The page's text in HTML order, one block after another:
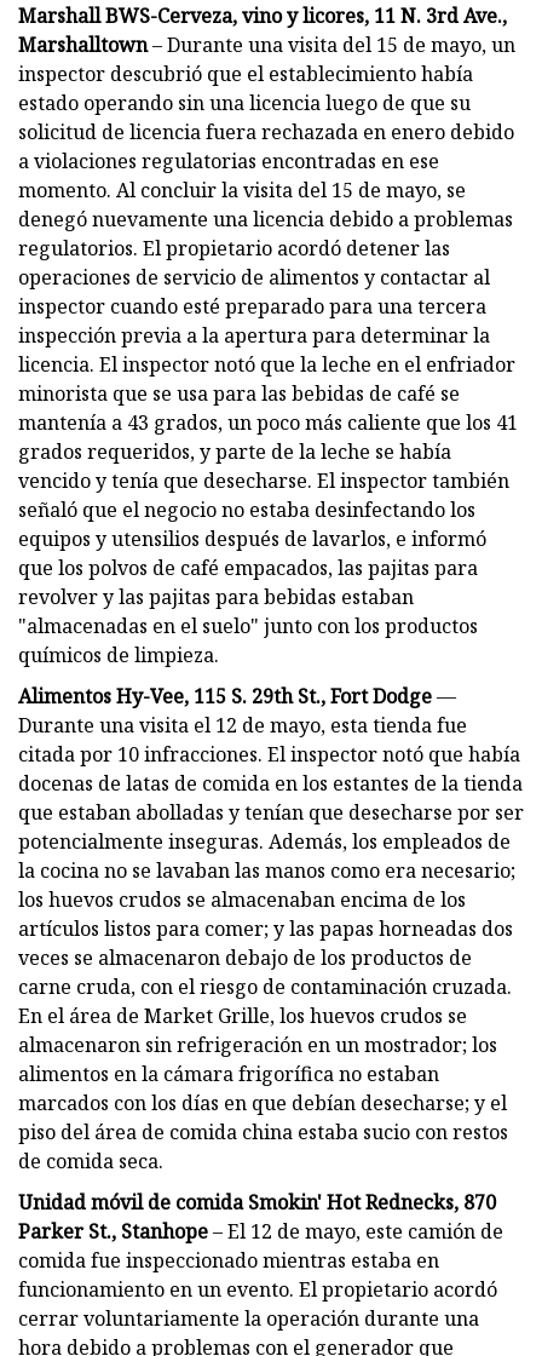
Marshall BWS-Cerveza, vino y licores, 11 N. 3rd Ave.,
Marshalltown– Durante una visita del 15 de mayo, un
inspector descubrió que el establecimiento había
estado operando sin una licencia luego de que su
solicitud de licencia fuera rechazada en enero debido
a violaciones regulatorias encontradas en ese
momento. Al concluir la visita del 15 de mayo, se
denegó nuevamente una licencia debido a problemas
regulatorios. El propietario acordó detener las
operaciones de servicio de alimentos y contactar al
inspector cuando esté preparado para una tercera
inspección previa a la apertura para determinar la
licencia. El inspector notó que la leche en el enfriador
minorista que se usa para las bebidas de café se
mantenía a 43 grados, un poco más caliente que los 41
grados requeridos, y parte de la leche se había
vencido y tenía que desecharse. El inspector también
señaló que el negocio no estaba desinfectando los
equipos y utensilios después de lavarlos, e informó
que los polvos de café empacados, las pajitas para
revolver y las pajitas para bebidas estaban
"almacenadas en el suelo" junto con los productos
químicos de limpieza.
Alimentos Hy-Vee, 115 S. 29th St., Fort Dodge—
Durante una visita el 12 de mayo, esta tienda fue
citada por 10 infracciones. El inspector notó que había
docenas de latas de comida en los estantes de la tienda
que estaban abolladas y tenían que desecharse por ser
potencialmente inseguras. Además, los empleados de
la cocina no se lavaban las manos como era necesario;
los huevos crudos se almacenaban encima de los
artículos listos para comer; y las papas horneadas dos
veces se almacenaron debajo de los productos de
carne cruda, con el riesgo de contaminación cruzada.
En el área de Market Grille, los huevos crudos se
almacenaron sin refrigeración en un mostrador; los
alimentos en la cámara frigorífica no estaban
marcados con los días en que debían desecharse; y el
piso del área de comida china estaba sucio con restos
de comida seca.
Unidad móvil de comida Smokin' Hot Rednecks, 870
Parker St., Stanhope– El 12 de mayo, este camión de
comida fue inspeccionado mientras estaba en
funcionamiento en un evento. El propietario acordó
cerrar voluntariamente la operación durante una
hora debido a problemas con el generador que